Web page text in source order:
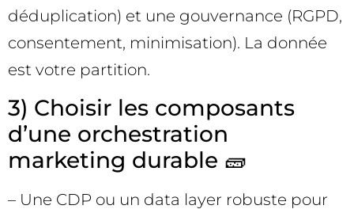
déduplication) et une gouvernance (RGPD,
consentement, minimisation). La donnée
est votre partition.
3) Choisir les composants
d’une orchestration
marketing durable 🧱
– Une CDP ou un data layer robuste pour